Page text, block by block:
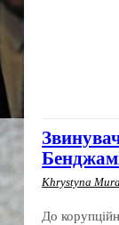
Khrystyna
До